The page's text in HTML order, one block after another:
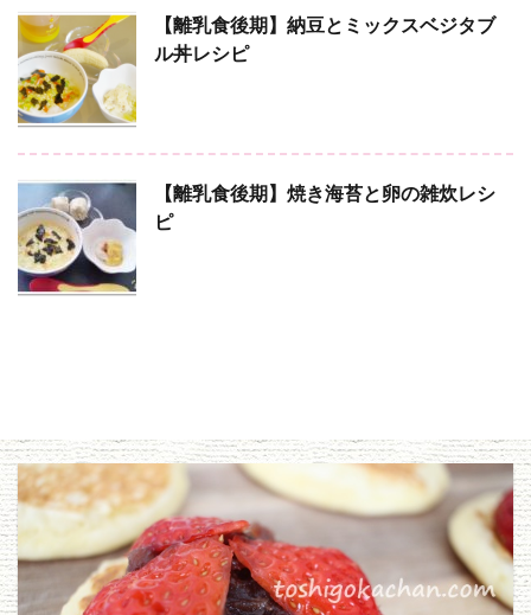
【離乳食後期】納豆とミックスベジタブ
ル丼レシピ
【離乳食後期】焼き海苔と卵の雑炊レシ
ピ